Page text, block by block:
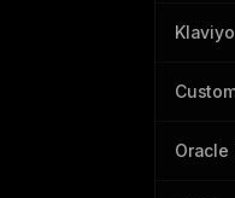
Klaviyo
Oracle